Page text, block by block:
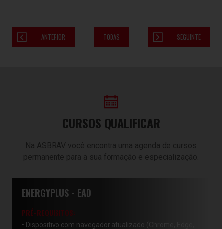
ANTERIOR TODAS SEGUINTE
CURSOS QUALIFICAR
Na ASBRAV você encontra uma agenda de cursos
permanente para a sua formação e especialização.
ENERGYPLUS - EAD
PRÉ-REQUISITOS:
• Dispositivo com navegador atualizado (Chrome, Edge,